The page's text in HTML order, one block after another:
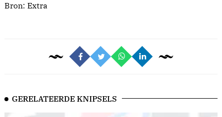
Bron: Extra
GERELATEERDE KNIPSELS